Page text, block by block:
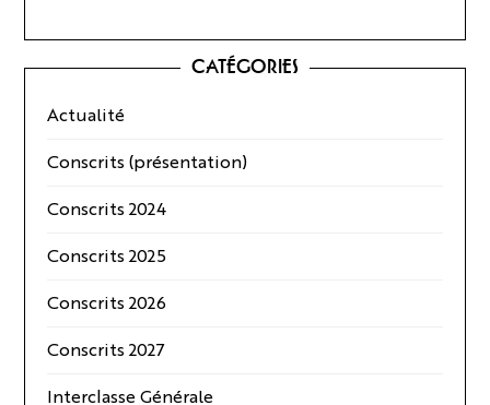
CATÉGORIES
Actualité
Conscrits (présentation)
Conscrits 2024
Conscrits 2025
Conscrits 2026
Conscrits 2027
Interclasse Générale